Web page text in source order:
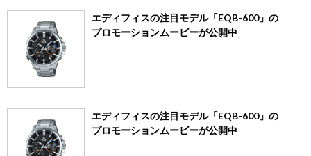
エディフィスの注目モデル「EQB-600」の
プロモーションムービーが公開中
エディフィスの注目モデル「EQB-600」の
プロモーションムービーが公開中